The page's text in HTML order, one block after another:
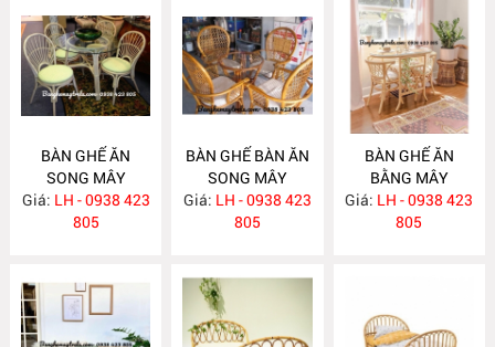
BÀN GHẾ ĂN
SONG MÂY
MA726
Giá: LH - 0938 423
805
BÀN GHẾ BÀN ĂN
SONG MÂY
MA725
Giá: LH - 0938 423
805
BÀN GHẾ ĂN
BẰNG MÂY
MA724
Giá: LH - 0938 423
805